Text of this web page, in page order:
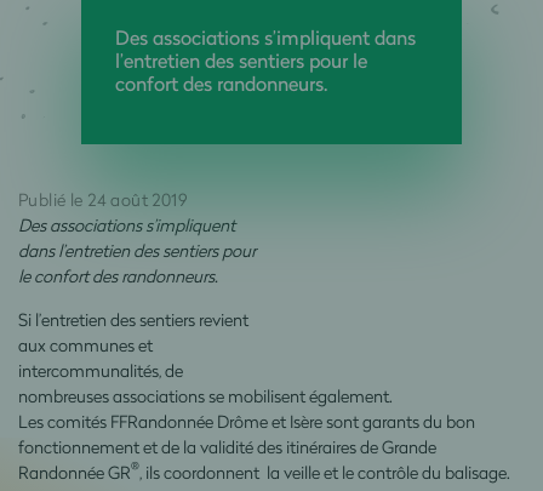
Des associations s’impliquent dans
l’entretien des sentiers pour le
confort des randonneurs.
Publié le 24 août 2019
Des associations s’impliquent
dans l’entretien des sentiers pour
le confort des randonneurs.
Si l’entretien des sentiers revient
aux communes et
intercommunalités, de
nombreuses associations se mobilisent également.
Les comités FFRandonnée Drôme et Isère sont garants du bon
fonctionnement et de la validité des itinéraires de Grande
Randonnée GR® , ils coordonnent la veille et le contrôle du balisage.